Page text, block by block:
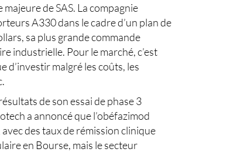
de SAS. La compagnie
A330 dans le cadre d’un plan de
sa plus grande commande
industrielle. Pour le marché, c’est
malgré les coûts, les
de son essai de phase 3
a annoncé que l’obéfazimod
des taux de rémission clinique
en Bourse, mais le secteur